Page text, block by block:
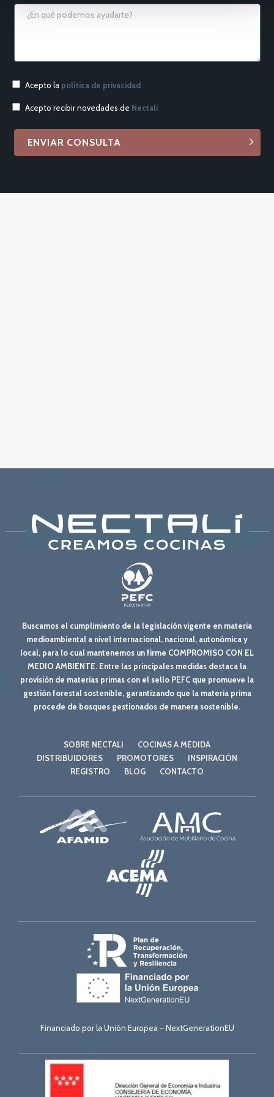
Acepto la política de privacidad
Acepto recibir novedades de Nectali
Buscamos el cumplimiento de la legislación vigente en materia
medioambiental a nivel internacional, nacional, autonómica y
local, para lo cual mantenemos un firme COMPROMISO CON EL
MEDIO AMBIENTE. Entre las principales medidas destaca la
provisión de materias primas con el sello PEFC que promueve la
gestión forestal sostenible, garantizando que la materia prima
procede de bosques gestionados de manera sostenible.
SOBRE NECTALI
COCINAS A MEDIDA
DISTRIBUIDORES
PROMOTORES
INSPIRACIÓN
REGISTRO
BLOG CONTACTO
Financiado por la Unión Europea – NextGenerationEU